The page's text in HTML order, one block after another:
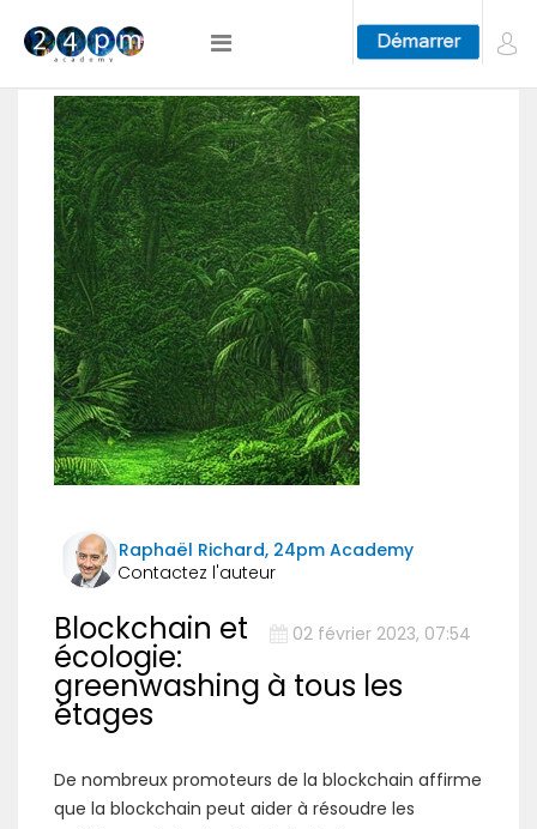
Raphaël Richard, 24pm Academy
02 février 2023, 07:54
Blockchain et
écologie:
greenwashing à tous les
étages
De nombreux promoteurs de la blockchain affirme
que la blockchain peut aider à résoudre les